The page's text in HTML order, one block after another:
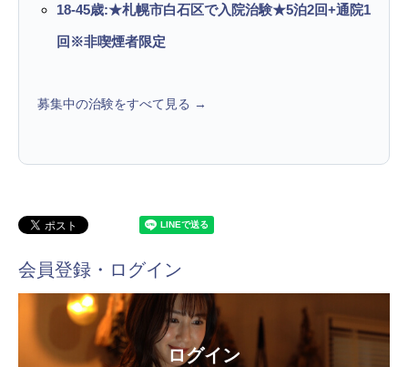
18-45歳:★札幌市白石区で入院治験★5泊2回+通院1
回※非喫煙者限定
募集中の治験をすべて見る →
会員登録・ログイン
ログイン